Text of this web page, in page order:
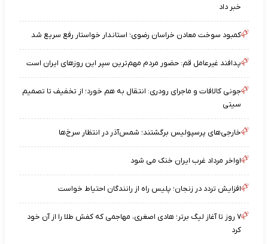
خبر داد
کمبود سوخت معادن خراسان رضوی؛ استاندار خواستار رفع سریع شد
پدافند غیرعامل قم: حضور مردم مهم‌ترین سپر این روزهای ایران است
جونی کالافات و ماجرای رودری: انتقال به هم خورد؛ از تخفیف تا تصمیم
سیتی
خارجی‌های پرسپولیس برگشتند؛ شمس‌آذر در انتظار سرخ‌ها
اواخر مرداد غرب ایران خنک می شود
افزایش تردد در زنجان؛ پلیس راه از رانندگان احتیاط خواست
۷ روز تا آغاز لیگ برتر؛ هادی اصغری، مهاجمی که کفش طلا را از آن خود
کرد